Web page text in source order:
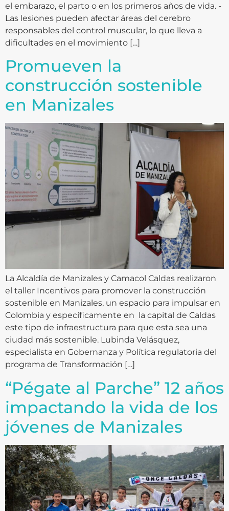
el embarazo, el parto o en los primeros años de vida. -
Las lesiones pueden afectar áreas del cerebro
responsables del control muscular, lo que lleva a
dificultades en el movimiento […]
Promueven la
construcción sostenible
en Manizales
La Alcaldía de Manizales y Camacol Caldas realizaron
el taller Incentivos para promover la construcción
sostenible en Manizales, un espacio para impulsar en
Colombia y específicamente en la capital de Caldas
este tipo de infraestructura para que esta sea una
ciudad más sostenible. Lubinda Velásquez,
especialista en Gobernanza y Política regulatoria del
programa de Transformación […]
“Pégate al Parche” 12 años
impactando la vida de los
jóvenes de Manizales